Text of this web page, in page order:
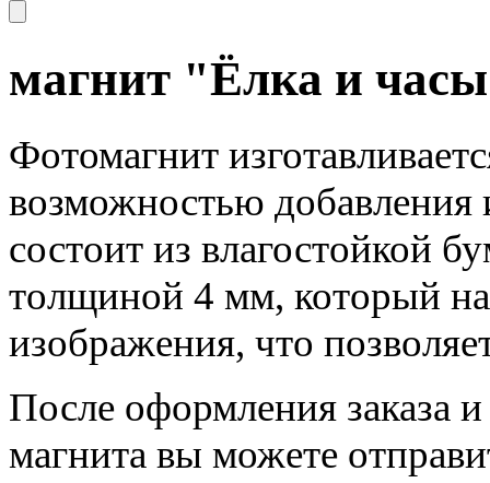
магнит "Ёлка и
Фотомагнит
возможностью
состоит из влагостойкой
толщиной 4 мм, который
изображения, что
После оформления заказа
магнита вы можете